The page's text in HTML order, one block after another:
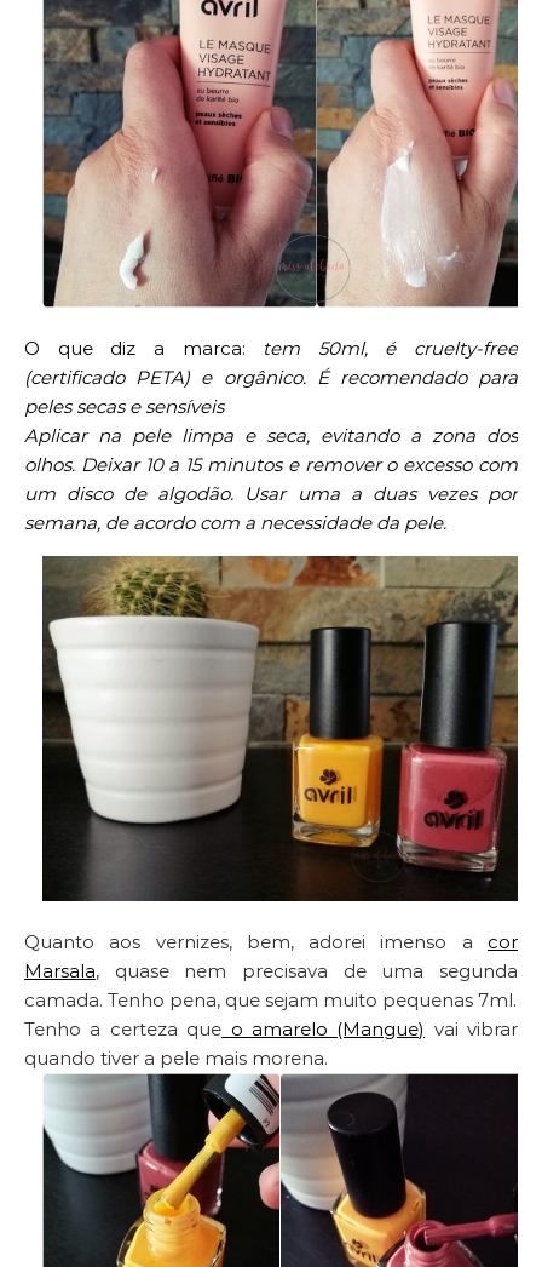
O que diz a marca: tem 50ml, é cruelty-free
(certificado PETA) e orgânico. É recomendado para
peles secas e sensíveis
Aplicar na pele limpa e seca, evitando a zona dos
olhos. Deixar 10 a 15 minutos e remover o excesso com
um disco de algodão. Usar uma a duas vezes por
semana, de acordo com a necessidade da pele.
Quanto aos vernizes, bem, adorei imenso a cor
Marsala, quase nem precisava de uma segunda
camada. Tenho pena, que sejam muito pequenas 7ml.
Tenho a certeza que o amarelo (Mangue) vai vibrar
quando tiver a pele mais morena.